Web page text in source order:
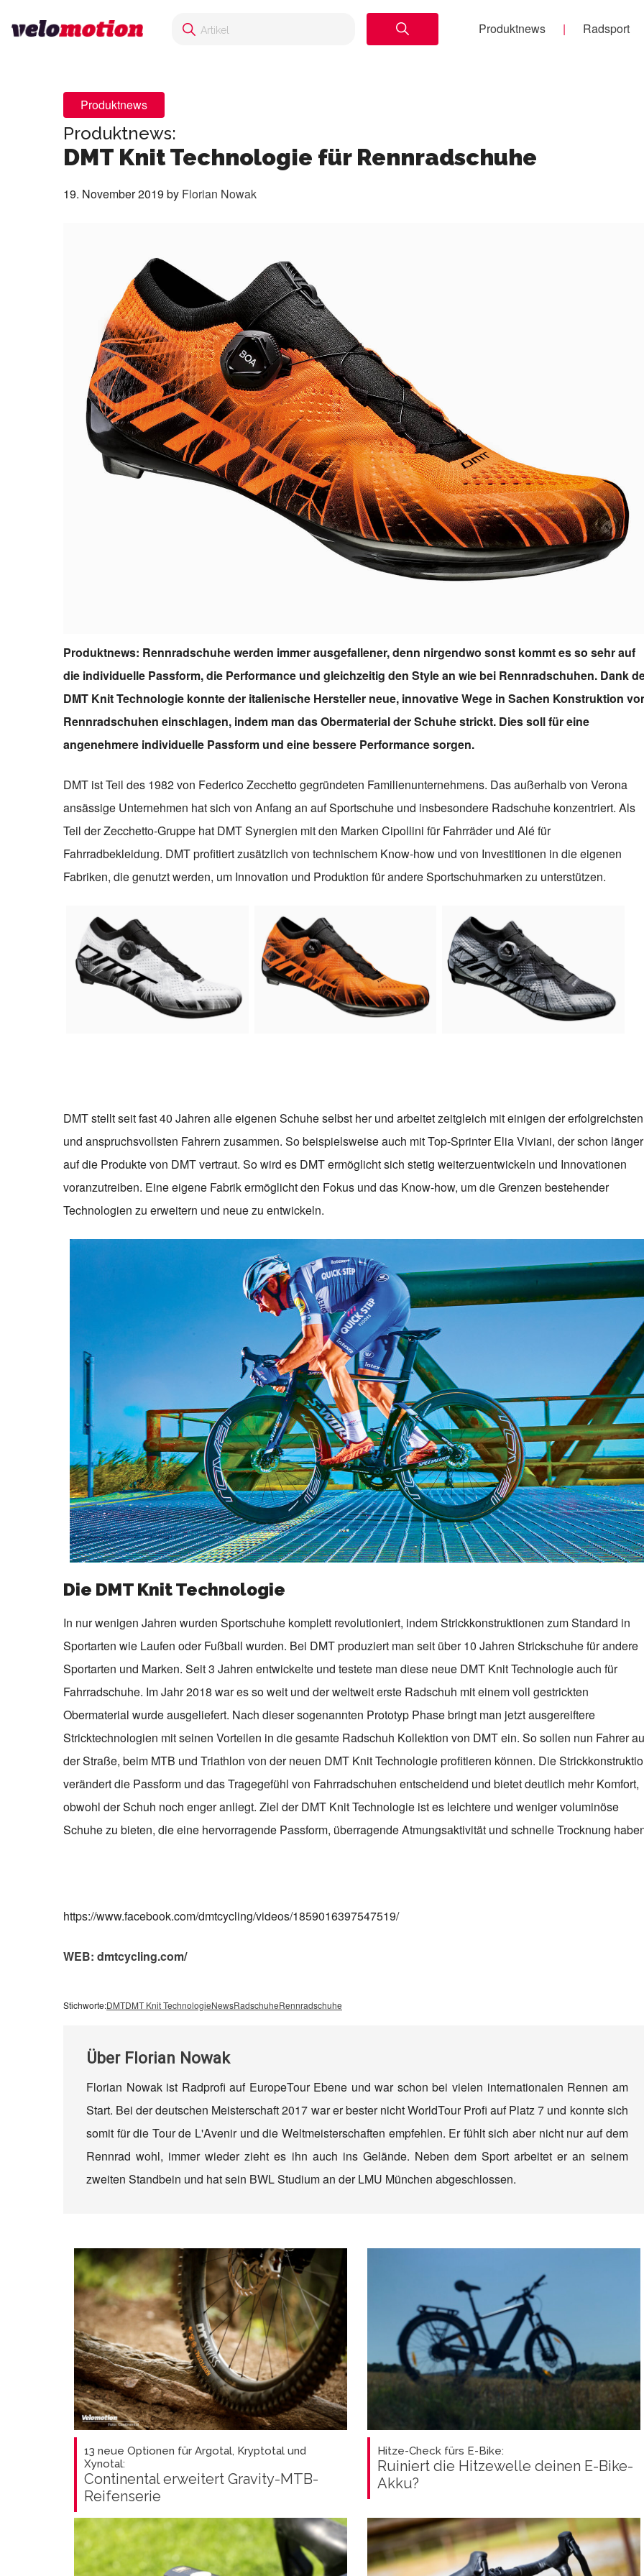
Produktnews Radsport
Produktnews
Produktnews:
DMT Knit Technologie für Rennradschuhe
19. November 2019 by Florian Nowak
Produktnews: Rennradschuhe werden immer ausgefallener, denn nirgendwo sonst kommt es so sehr auf
die individuelle Passform, die Performance und gleichzeitig den Style an wie bei Rennradschuhen. Dank
DMT Knit Technologie konnte der italienische Hersteller neue, innovative Wege in Sachen Konstruktion
Rennradschuhen einschlagen, indem man das Obermaterial der Schuhe strickt. Dies soll für eine
angenehmere individuelle Passform und eine bessere Performance sorgen.
DMT ist Teil des 1982 von Federico Zecchetto gegründeten Familienunternehmens. Das außerhalb von Verona
ansässige Unternehmen hat sich von Anfang an auf Sportschuhe und insbesondere Radschuhe konzentriert. Als
Teil der Zecchetto-Gruppe hat DMT Synergien mit den Marken Cipollini für Fahrräder und Alé für
Fahrradbekleidung. DMT profitiert zusätzlich von technischem Know-how und von Investitionen in die eigenen
Fabriken, die genutzt werden, um Innovation und Produktion für andere Sportschuhmarken zu unterstützen.
DMT stellt seit fast 40 Jahren alle eigenen Schuhe selbst her und arbeitet zeitgleich mit einigen der erfolgreichsten
und anspruchsvollsten Fahrern zusammen. So beispielsweise auch mit Top-Sprinter Elia Viviani, der schon länger
auf die Produkte von DMT vertraut. So wird es DMT ermöglicht sich stetig weiterzuentwickeln und Innovationen
voranzutreiben. Eine eigene Fabrik ermöglicht den Fokus und das Know-how, um die Grenzen bestehender
Technologien zu erweitern und neue zu entwickeln.
Die DMT Knit Technologie
In nur wenigen Jahren wurden Sportschuhe komplett revolutioniert, indem Strickkonstruktionen zum Standard in
Sportarten wie Laufen oder Fußball wurden. Bei DMT produziert man seit über 10 Jahren Strickschuhe für andere
Sportarten und Marken. Seit 3 Jahren entwickelte und testete man diese neue DMT Knit Technologie auch für
Fahrradschuhe. Im Jahr 2018 war es so weit und der weltweit erste Radschuh mit einem voll gestrickten
Obermaterial wurde ausgeliefert. Nach dieser sogenannten Prototyp Phase bringt man jetzt ausgereiftere
Stricktechnologien mit seinen Vorteilen in die gesamte Radschuh Kollektion von DMT ein. So sollen nun Fahrer
der Straße, beim MTB und Triathlon von der neuen DMT Knit Technologie profitieren können. Die
verändert die Passform und das Tragegefühl von Fahrradschuhen entscheidend und bietet deutlich mehr Komfort,
obwohl der Schuh noch enger anliegt. Ziel der DMT Knit Technologie ist es leichtere und weniger voluminöse
Schuhe zu bieten, die eine hervorragende Passform, überragende Atmungsaktivität und schnelle Trocknung
https://www.facebook.com/dmtcycling/videos/1859016397547519/
WEB: dmtcycling.com/
Stichworte:DMTDMT Knit TechnologieNewsRadschuheRennradschuhe
Über Florian Nowak
Florian Nowak ist Radprofi auf EuropeTour Ebene und war schon bei vielen internationalen Rennen am
Start. Bei der deutschen Meisterschaft 2017 war er bester nicht WorldTour Profi auf Platz 7 und konnte sich
somit für die Tour de L'Avenir und die Weltmeisterschaften empfehlen. Er fühlt sich aber nicht nur auf dem
Rennrad wohl, immer wieder zieht es ihn auch ins Gelände. Neben dem Sport arbeitet er an seinem
zweiten Standbein und hat sein BWL Studium an der LMU München abgeschlossen.
13 neue Optionen für Argotal, Kryptotal und
Xynotal:
Continental erweitert Gravity-MTB-
Reifenserie
Hitze-Check fürs E-Bike:
Ruiniert die Hitzewelle deinen E-Bike-
Akku?